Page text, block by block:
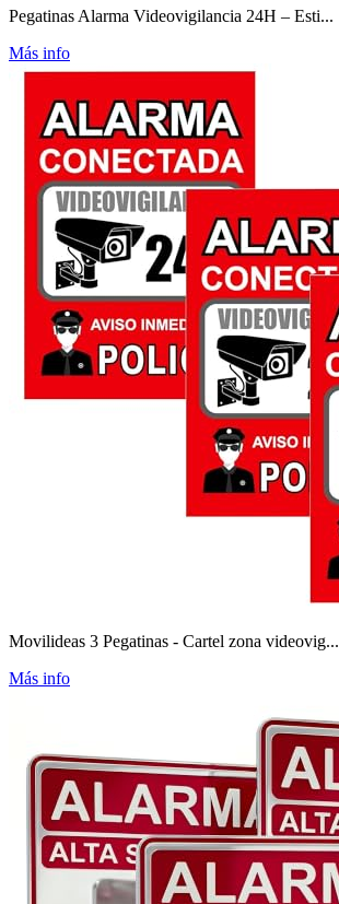
Pegatinas Alarma Videovigilancia 24H – Esti...
Más info
Movilideas 3 Pegatinas - Cartel zona videovig...
Más info